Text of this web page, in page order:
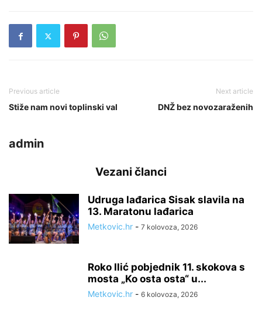
Previous article
Stiže nam novi toplinski val
Next article
DNŽ bez novozaraženih
admin
Vezani članci
Udruga lađarica Sisak slavila na
13. Maratonu lađarica
Metkovic.hr - 7 kolovoza, 2026
Roko Ilić pobjednik 11. skokova s
mosta „Ko osta osta“ u...
Metkovic.hr - 6 kolovoza, 2026